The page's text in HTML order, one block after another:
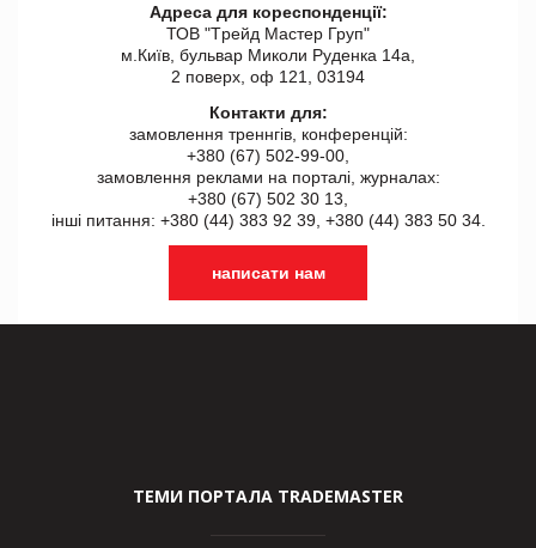
Адреса для кореспонденції:
ТОВ "Tрейд Мастер Груп"
м.Київ, бульвар Миколи Руденка 14а,
2 поверх, оф 121, 03194
Контакти для:
замовлення треннгів, конференцій:
+380 (67) 502-99-00,
замовлення реклами на порталі, журналах:
+380 (67) 502 30 13,
інші питання: +380 (44) 383 92 39, +380 (44) 383 50 34.
написати нам
ТЕМИ ПОРТАЛА TRADEMASTER